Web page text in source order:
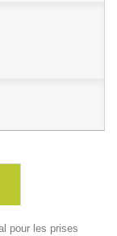
pour les prises